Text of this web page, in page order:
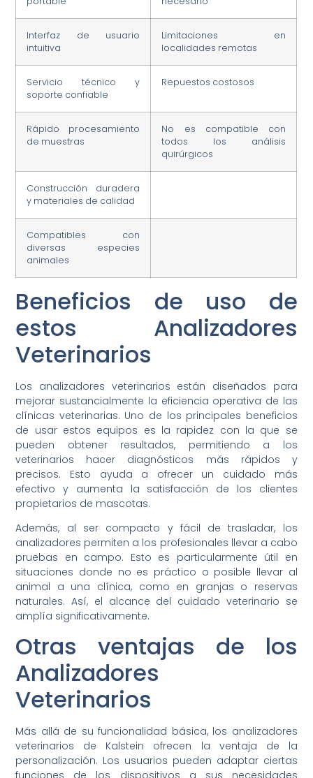
Interfaz de usuario
intuitiva
Limitaciones en
localidades remotas
Servicio técnico y
soporte confiable
Repuestos costosos
Rápido procesamiento
de muestras
No es compatible con
todos los análisis
quirúrgicos
Construcción duradera
y materiales de calidad
Compatibles con
diversas especies
animales
Beneficios de uso de
estos Analizadores
Veterinarios
Los analizadores veterinarios están diseñados para
mejorar sustancialmente la eficiencia operativa de las
clínicas veterinarias. Uno de los principales beneficios
de usar estos equipos es la rapidez con la que se
pueden obtener resultados, permitiendo a los
veterinarios hacer diagnósticos más rápidos y
precisos. Esto ayuda a ofrecer un cuidado más
efectivo y aumenta la satisfacción de los clientes
propietarios de mascotas.
Además, al ser compacto y fácil de trasladar, los
analizadores permiten a los profesionales llevar a cabo
pruebas en campo. Esto es particularmente útil en
situaciones donde no es práctico o posible llevar al
animal a una clínica, como en granjas o reservas
naturales. Así, el alcance del cuidado veterinario se
amplía significativamente.
Otras ventajas de los
Analizadores
Veterinarios
Más allá de su funcionalidad básica, los analizadores
veterinarios de Kalstein ofrecen la ventaja de la
personalización. Los usuarios pueden adaptar ciertas